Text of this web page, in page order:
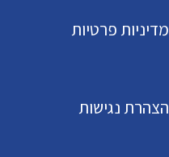
מדיניות פרטיות
הצהרת נגישות